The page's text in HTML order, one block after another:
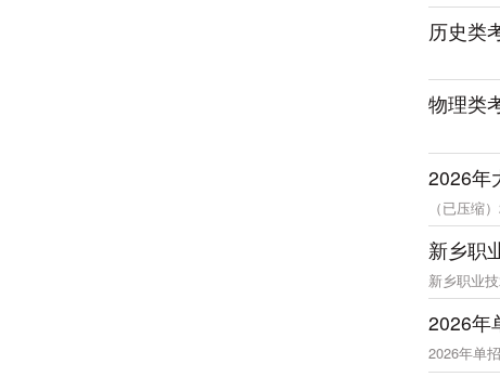
历史类
物理类
2026年
（已压缩
新乡职
新乡职业
2026年
2026年单